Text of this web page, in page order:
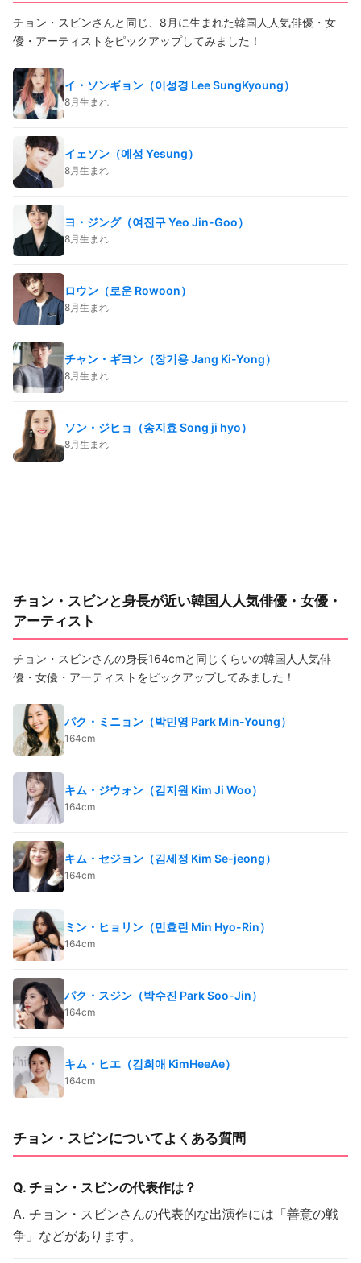
チョン・スビンさんと同じ、8月に生まれた韓国人人気俳優・女
優・アーティストをピックアップしてみました！
イ・ソンギョン（이성경 Lee SungKyoung）
8月生まれ
イェソン（예성 Yesung）
8月生まれ
ヨ・ジング（여진구 Yeo Jin-Goo）
8月生まれ
ロウン（로운 Rowoon）
8月生まれ
チャン・ギヨン（장기용 Jang Ki-Yong）
8月生まれ
ソン・ジヒョ（송지효 Song ji hyo）
8月生まれ
チョン・スビンと身長が近い韓国人人気俳優・女優・
アーティスト
チョン・スビンさんの身長164cmと同じくらいの韓国人人気俳
優・女優・アーティストをピックアップしてみました！
パク・ミニョン（박민영 Park Min-Young）
164cm
キム・ジウォン（김지원 Kim Ji Woo）
164cm
キム・セジョン（김세정 Kim Se-jeong）
164cm
ミン・ヒョリン（민효린 Min Hyo-Rin）
164cm
パク・スジン（박수진 Park Soo-Jin）
164cm
キム・ヒエ（김희애 KimHeeAe）
164cm
チョン・スビンについてよくある質問
Q. チョン・スビンの代表作は？
A. チョン・スビンさんの代表的な出演作には「善意の戦
争」などがあります。